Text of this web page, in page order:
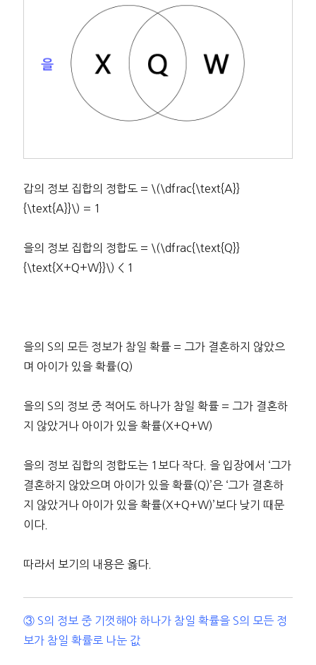
갑의 정보 집합의 정합도 = \(\dfrac{\text{A}}
{\text{A}}\) = 1
을의 정보 집합의 정합도 = \(\dfrac{\text{Q}}
{\text{X+Q+W}}\) < 1
을의 S의 모든 정보가 참일 확률 = 그가 결혼하지 않았으
며 아이가 있을 확률(Q)
을의 S의 정보 중 적어도 하나가 참일 확률 = 그가 결혼하
지 않았거나 아이가 있을 확률(X+Q+W)
을의 정보 집합의 정합도는 1보다 작다. 을 입장에서 ‘그가
결혼하지 않았으며 아이가 있을 확률(Q)’은 ‘그가 결혼하
지 않았거나 아이가 있을 확률(X+Q+W)’보다 낮기 때문
이다.
따라서 보기의 내용은 옳다.
③ S의 정보 중 기껏해야 하나가 참일 확률을 S의 모든 정
보가 참일 확률로 나눈 값